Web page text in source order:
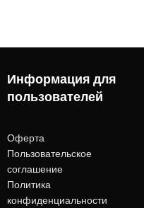
Информация для
пользователей
Оферта
Пользовательское
соглашение
Политика
конфиденциальности